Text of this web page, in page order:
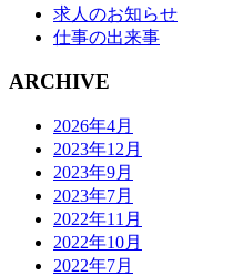
求人のお知らせ
仕事の出来事
ARCHIVE
2026年4月
2023年12月
2023年9月
2023年7月
2022年11月
2022年10月
2022年7月